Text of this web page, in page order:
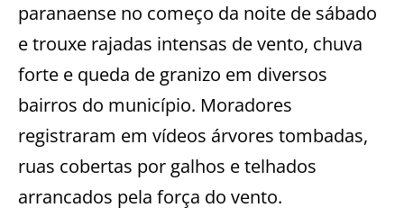
paranaense no começo da noite de sábado
e trouxe rajadas intensas de vento, chuva
forte e queda de granizo em diversos
bairros do município. Moradores
registraram em vídeos árvores tombadas,
ruas cobertas por galhos e telhados
arrancados pela força do vento.